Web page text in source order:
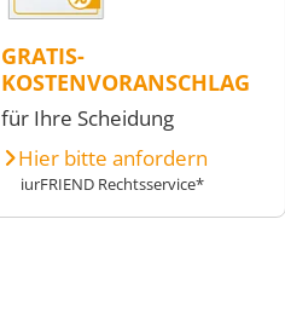
GRATIS-
KOSTENVORANSCHLAG
für Ihre Scheidung
Hier bitte anfordern
iurFRIEND Rechtsservice*